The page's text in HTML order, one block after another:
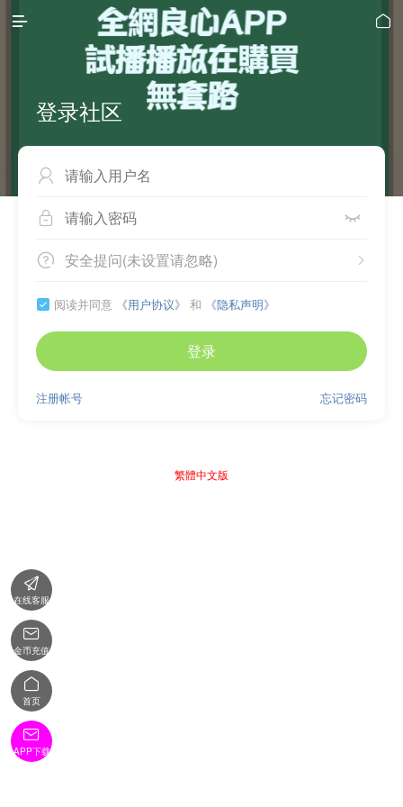
 
登录社区

 
 
安全提问(未设置请忽略)
 阅读并同意 《用户协议》 和 《隐私声明》
登录
忘记密码
注册帐号
繁體中文版

在线客服

金币充值

首页

APP下载